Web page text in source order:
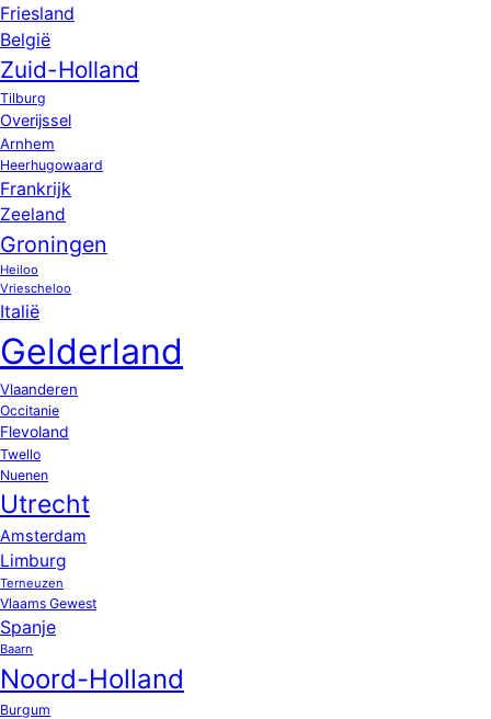
Friesland
België
Zuid-Holland
Tilburg
Overijssel
Arnhem
Heerhugowaard
Frankrijk
Zeeland
Groningen
Heiloo
Vriescheloo
Italië
Gelderland
Vlaanderen
Occitanie
Flevoland
Twello
Nuenen
Utrecht
Amsterdam
Limburg
Terneuzen
Vlaams Gewest
Spanje
Baarn
Noord-Holland
Burgum